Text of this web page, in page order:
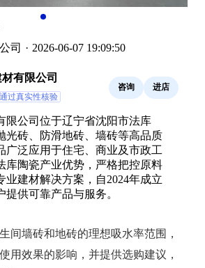
司 · 2026-06-07 19:09:50
有限公司
通过真实性核验
咨询 进店
限公司位于辽宁省沈阳市法库
光砖、防滑地砖、墙砖等高品质
广泛应用于住宅、商业及市政工
库陶瓷产业优势，严格把控原料
业建材解决方案，自2024年成立
提供可靠产品与服务。
间墙砖和地砖的理想吸水率范围，
用效果的影响，并提供选购建议，